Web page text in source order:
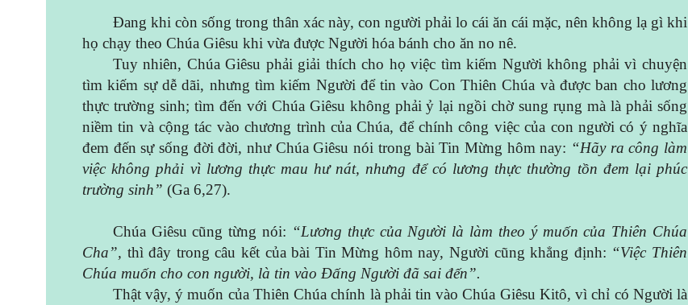
Đang khi còn sống trong thân xác này, con người phải lo cái ăn cái mặc, nên không lạ gì khi
họ chạy theo Chúa Giêsu khi vừa được Người hóa bánh cho ăn no nê.
Tuy nhiên, Chúa Giêsu phải giải thích cho họ việc tìm kiếm Người không phải vì chuyện
tìm kiếm sự dễ dãi, nhưng tìm kiếm Người để tin vào Con Thiên Chúa và được ban cho lương
thực trường sinh; tìm đến với Chúa Giêsu không phải ỷ lại ngồi chờ sung rụng mà là phải sống
niềm tin và cộng tác vào chương trình của Chúa, để chính công việc của con người có ý nghĩa
đem đến sự sống đời đời, như Chúa Giêsu nói trong bài Tin Mừng hôm nay: “Hãy ra công làm
việc không phải vì lương thực mau hư nát, nhưng để có lương thực thường tồn đem lại phúc
trường sinh” (Ga 6,27).
Chúa Giêsu cũng từng nói: “Lương thực của Người là làm theo ý muốn của Thiên Chúa
Cha”, thì đây trong câu kết của bài Tin Mừng hôm nay, Người cũng khẳng định: “Việc Thiên
Chúa muốn cho con người, là tin vào Đấng Người đã sai đến”.
Thật vậy, ý muốn của Thiên Chúa chính là phải tin vào Chúa Giêsu Kitô, vì chỉ có Người là